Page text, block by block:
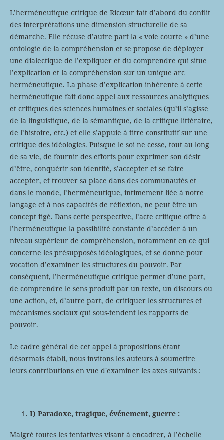
L’herméneutique critique de Ricœur fait d’abord du conflit
des interprétations une dimension structurelle de sa
démarche. Elle récuse d’autre part la « voie courte » d’une
ontologie de la compréhension et se propose de déployer
une dialectique de l’expliquer et du comprendre qui situe
l’explication et la compréhension sur un unique arc
herméneutique. La phase d’explication inhérente à cette
herméneutique fait donc appel aux ressources analytiques
et critiques des sciences humaines et sociales (qu’il s’agisse
de la linguistique, de la sémantique, de la critique littéraire,
de l’histoire, etc.) et elle s’appuie à titre constitutif sur une
critique des idéologies. Puisque le soi ne cesse, tout au long
de sa vie, de fournir des efforts pour exprimer son désir
d’être, conquérir son identité, s’accepter et se faire
accepter, et trouver sa place dans des communautés et
dans le monde, l’herméneutique, intimement liée à notre
langage et à nos capacités de réflexion, ne peut être un
concept figé. Dans cette perspective, l’acte critique offre à
l’herméneutique la possibilité constante d’accéder à un
niveau supérieur de compréhension, notamment en ce qui
concerne les présupposés idéologiques, et se donne pour
vocation d’examiner les structures du pouvoir. Par
conséquent, l’herméneutique critique permet d’une part,
de comprendre le sens produit par un texte, un discours ou
une action, et, d’autre part, de critiquer les structures et
mécanismes sociaux qui sous-tendent les rapports de
pouvoir.
Le cadre général de cet appel à propositions étant
désormais établi, nous invitons les auteurs à soumettre
leurs contributions en vue d'examiner les axes suivants :
I) Paradoxe, tragique, événement, guerre :
Malgré toutes les tentatives visant à encadrer, à l’échelle